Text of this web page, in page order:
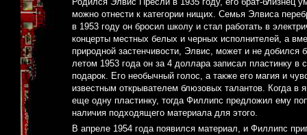
можно отнести к категории нищих. Семья Элвиса
в 1953 году он бросил школу и стал работать в
концерты местных белых и черных исполнителей, а
природной застенчивости, Элвис, может и не
летом 1953 года он за 4 доллара записал пластинку в
подарок. Его необычный голос, а также его магия и
известным открывателем блюзовых талантов. Когда
еще одну пластинку, тогда Филлипс предложил ему
наличия подходящего материала для этого.
В апреле 1954 года появился материал, и Филлипс